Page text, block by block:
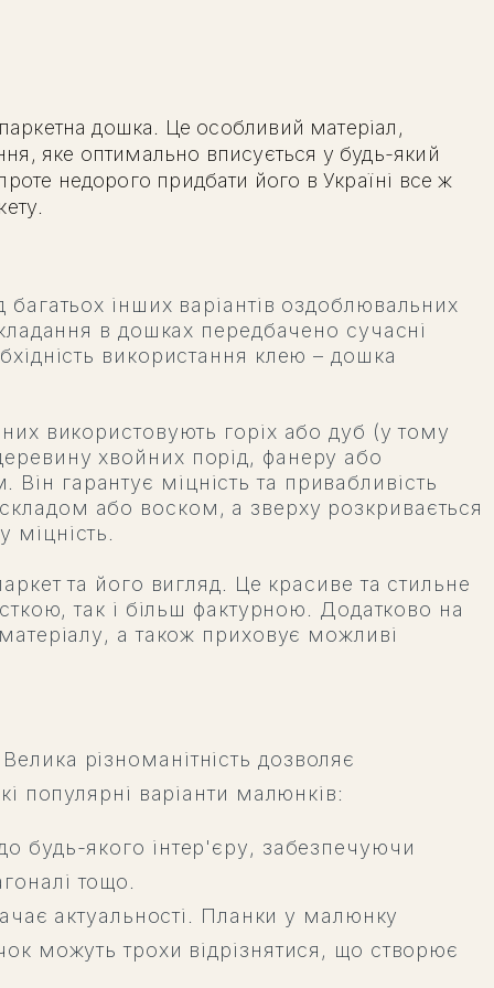
дошка. Це особливий матеріал,
яке оптимально вписується у будь-який
недорого придбати його в Україні все ж
інших варіантів оздоблювальних
в дошках передбачено сучасні
використання клею – дошка
використовують горіх або дуб (у тому
хвойних порід, фанеру або
гарантує міцність та привабливість
або воском, а зверху розкривається
та його вигляд. Це красиве та стильне
так і більш фактурною. Додатково на
а також приховує можливі
різноманітність дозволяє
популярні варіанти малюнків:
будь-якого інтер'єру, забезпечуючи
тощо.
актуальності. Планки у малюнку
можуть трохи відрізнятися, що створює